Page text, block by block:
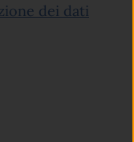
dei dati